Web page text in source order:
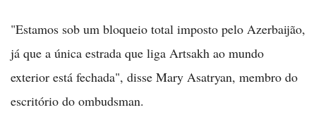
"Estamos sob um bloqueio total imposto pelo Azerbaijão,
já que a única estrada que liga Artsakh ao mundo
exterior está fechada", disse Mary Asatryan, membro do
escritório do ombudsman.